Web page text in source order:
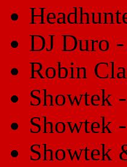
DJ Duro -
Robin
Showtek -
Showtek -
Showtek